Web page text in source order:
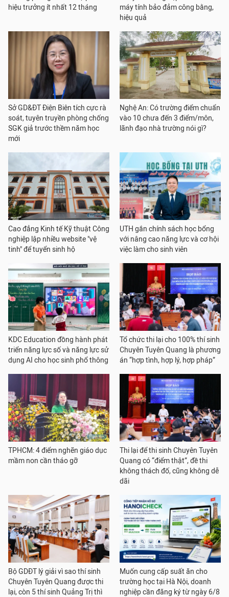
hiệu trưởng ít nhất 12 tháng
máy tính bảo đảm công bằng,
hiệu quả
Sở GD&ĐT Điện Biên tích cực rà
soát, tuyên truyền phòng chống
SGK giả trước thềm năm học
mới
Nghệ An: Có trường điểm chuẩn
vào 10 chưa đến 3 điểm/môn,
lãnh đạo nhà trường nói gì?
Cao đẳng Kinh tế Kỹ thuật Công
nghiệp lập nhiều website "vệ
tinh" để tuyển sinh hộ
UTH gắn chính sách học bổng
với nâng cao năng lực và cơ hội
việc làm cho sinh viên
KDC Education đồng hành phát
triển năng lực số và năng lực sử
dụng AI cho học sinh phổ thông
Tổ chức thi lại cho 100% thí sinh
Chuyên Tuyên Quang là phương
án “hợp tình, hợp lý, hợp pháp”
TPHCM: 4 điểm nghẽn giáo dục
mầm non cần tháo gỡ
Thi lại để thi sinh Chuyên Tuyên
Quang có “điểm thật”, đề thi
không thách đố, cũng không dễ
dãi
Bộ GDĐT lý giải vì sao thí sinh
Chuyên Tuyên Quang được thi
lại, còn 5 thí sinh Quảng Trị thì
Muốn cung cấp suất ăn cho
trường học tại Hà Nội, doanh
nghiệp cần đăng ký từ ngày 6/8